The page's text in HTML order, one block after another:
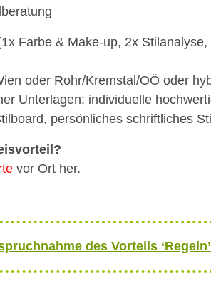
Farbe & Make-up, 2x
oder Rohr/Kremstal/OÖ oder
Unterlagen: individuelle
persönliches schriftliches
vor Ort her.
des Vorteils